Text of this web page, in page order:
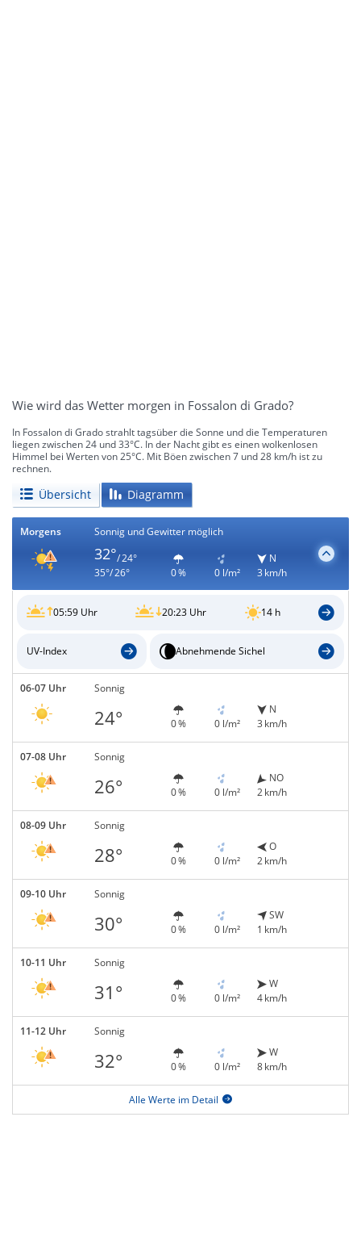
Wie wird das Wetter morgen in Fossalon di Grado?
In Fossalon di Grado strahlt tagsüber die Sonne und die Temperaturen
liegen zwischen 24 und 33°C. In der Nacht gibt es einen wolkenlosen
Himmel bei Werten von 25°C. Mit Böen zwischen 7 und 28 km/h ist zu
rechnen.
Übersicht Diagramm
Morgens Sonnig und Gewitter möglich
32°/ 24°
35°/ 26°
0 % 0 l/m²
N
3 km/h
05:59 Uhr 20:23 Uhr 14 h
UV-Index Abnehmende Sichel
06-07 Uhr Sonnig
24° 0 % 0 l/m²
N
3 km/h
07-08 Uhr Sonnig
26° 0 % 0 l/m²
NO
2 km/h
08-09 Uhr Sonnig
28° 0 % 0 l/m²
O
2 km/h
09-10 Uhr Sonnig
30° 0 % 0 l/m²
SW
1 km/h
10-11 Uhr Sonnig
31° 0 % 0 l/m²
W
4 km/h
11-12 Uhr Sonnig
32° 0 % 0 l/m²
W
8 km/h
Alle Werte im Detail